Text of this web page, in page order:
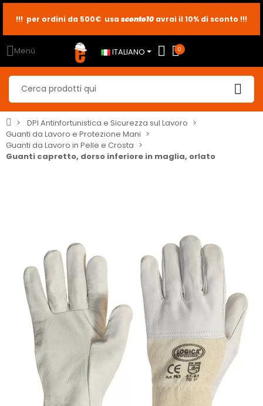
sconto2
sconto5
!!! per ordini da 500€ usa sconto10 avrai il 10% di sconto !!!
Menù ITALIANO 0
DPI Antinfortunistica e Sicurezza sul Lavoro
Guanti da Lavoro e Protezione Mani
Guanti da Lavoro in Pelle e Crosta
Guanti capretto, dorso inferiore in maglia, orlato